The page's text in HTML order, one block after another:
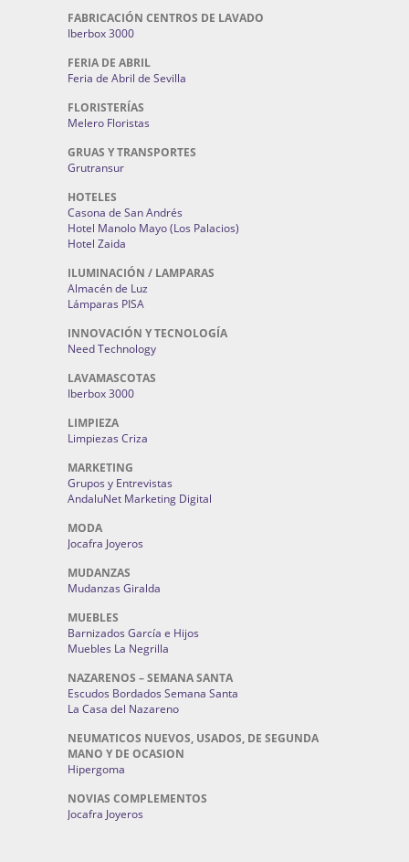
FABRICACIÓN CENTROS DE LAVADO
Iberbox 3000
FERIA DE ABRIL
Feria de Abril de Sevilla
FLORISTERÍAS
Melero Floristas
GRUAS Y TRANSPORTES
Grutransur
HOTELES
Casona de San Andrés
Hotel Manolo Mayo (Los Palacios)
Hotel Zaida
ILUMINACIÓN / LAMPARAS
Almacén de Luz
Lámparas PISA
INNOVACIÓN Y TECNOLOGÍA
Need Technology
LAVAMASCOTAS
Iberbox 3000
LIMPIEZA
Limpiezas Criza
MARKETING
Grupos y Entrevistas
AndaluNet Marketing Digital
MODA
Jocafra Joyeros
MUDANZAS
Mudanzas Giralda
MUEBLES
Barnizados García e Hijos
Muebles La Negrilla
NAZARENOS – SEMANA SANTA
Escudos Bordados Semana Santa
La Casa del Nazareno
NEUMATICOS NUEVOS, USADOS, DE SEGUNDA
MANO Y DE OCASION
Hipergoma
NOVIAS COMPLEMENTOS
Jocafra Joyeros